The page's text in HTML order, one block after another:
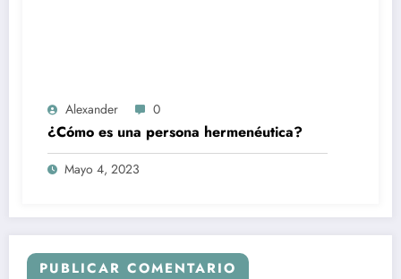
Alexander 0
¿Cómo es una persona hermenéutica?
Mayo 4, 2023
PUBLICAR COMENTARIO